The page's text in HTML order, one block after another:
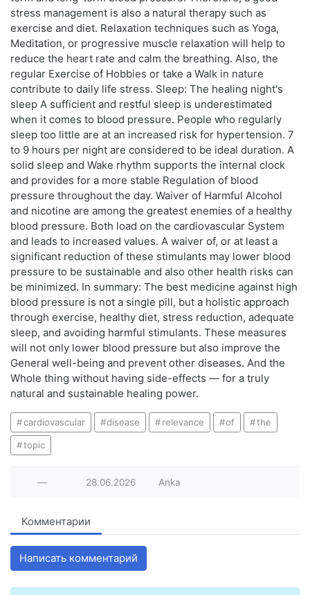
stress management is also a natural therapy such as
exercise and diet. Relaxation techniques such as Yoga,
Meditation, or progressive muscle relaxation will help to
reduce the heart rate and calm the breathing. Also, the
regular Exercise of Hobbies or take a Walk in nature
contribute to daily life stress. Sleep: The healing night's
sleep A sufficient and restful sleep is underestimated
when it comes to blood pressure. People who regularly
sleep too little are at an increased risk for hypertension. 7
to 9 hours per night are considered to be ideal duration. A
solid sleep and Wake rhythm supports the internal clock
and provides for a more stable Regulation of blood
pressure throughout the day. Waiver of Harmful Alcohol
and nicotine are among the greatest enemies of a healthy
blood pressure. Both load on the cardiovascular System
and leads to increased values. A waiver of, or at least a
significant reduction of these stimulants may lower blood
pressure to be sustainable and also other health risks can
be minimized. In summary: The best medicine against high
blood pressure is not a single pill, but a holistic approach
through exercise, healthy diet, stress reduction, adequate
sleep, and avoiding harmful stimulants. These measures
will not only lower blood pressure but also improve the
General well-being and prevent other diseases. And the
Whole thing without having side-effects — for a truly
natural and sustainable healing power.
cardiovascular disease relevance of the
topic
— 28.06.2026 Anka
Комментарии
Написать комментарий